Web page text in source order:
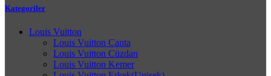
Kategoriler
Louis Vuitton
Louis Vuitton Çanta
Louis Vuitton Cüzdan
Louis Vuitton Kemer